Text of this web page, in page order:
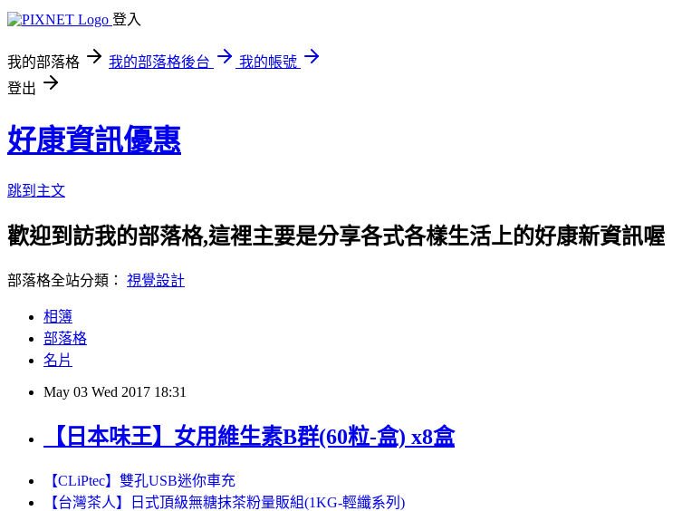
登入
我的部落格 我的部落格後台
我的帳號
登出
好康資訊優惠
跳到主文
歡迎到訪我的部落格,這裡主要是分享各式各樣生活上的好康新資訊喔
部落格全站分類： 視覺設計
相簿
部落格
名片
May 03 Wed 2017 18:31
【日本味王】女用維生素B群(60粒-盒) x8盒
【CLiPtec】雙孔USB迷你車充
【台灣茶人】日式頂級無糖抹茶粉量販組(1KG-輕纖系列)